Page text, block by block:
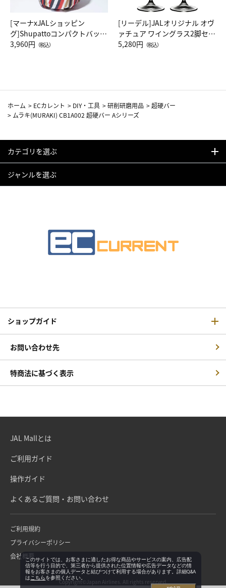
[マーナxJALショッピン
グ]Shupattoコンパクトバッグ
Drop JAL客室乗務員（LC）ス
3,960円 （税込）
[リーデル]JALオリジナル オヴ
ァチュア ワイングラス2脚セッ
ト（レッドワイン）
5,280円 （税込）
ホーム > ECカレント > DIY・工具 >研削研磨用品 >超硬バー
> ムラキ(MURAKI) CB1A002 超硬バー Aシリーズ
カテゴリを選ぶ
ジャンルを選ぶ
ショップガイド
お問い合わせ先
特商法に基づく表示
JAL Mallとは
ご利用ガイド
操作ガイド
よくあるご質問・お問い合わせ
ご利用規約
プライバシーポリシー
会社概要
Copyright©Japan Airlines. All rights reserved.
このサイトでは、お客さまに適したお得な商品やサービスの案内、広告配
信等を行う目的で、第三者から提供された位置情報や広告データなどの情
報をお客さまの個人データと結びつけて利用する場合があります。詳細Q&A
は こちらを参照ください。